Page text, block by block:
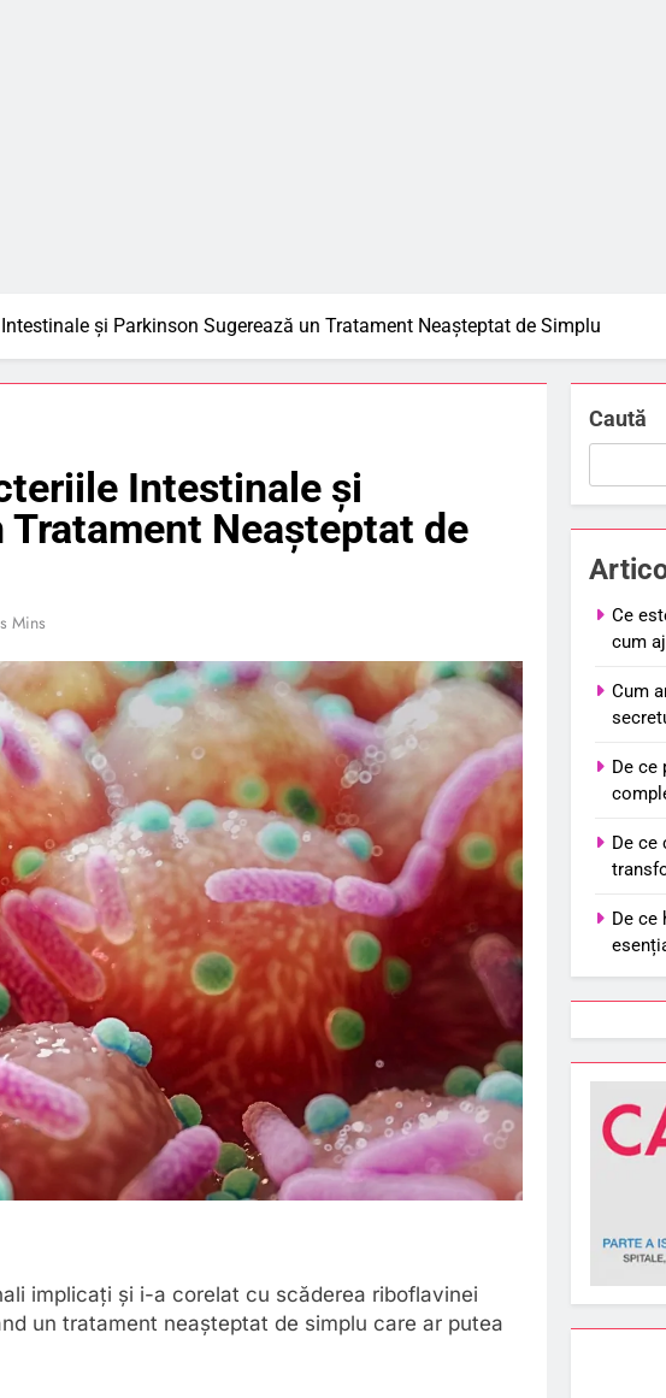
și Parkinson Sugerează un Tratament Neașteptat de Simplu
Intestinale și
Tratament Neașteptat de
Mins
implicați și i-a corelat cu scăderea riboflavinei
un tratament neașteptat de simplu care ar putea
Caută
Ce
cum
Cum
De ce
De ce
De ce